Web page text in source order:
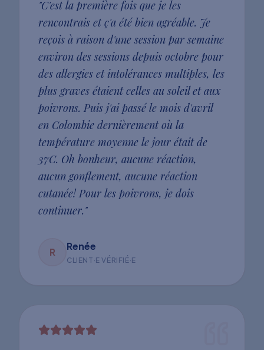
"C'est la première fois que je les
rencontrais et ç'a été bien agréable. Je
reçois à raison d'une session par semaine
environ des sessions depuis octobre pour
des allergies et intolérances multiples, les
plus graves étaient celles au soleil et aux
poivrons. Puis j'ai passé le mois d'avril
en Colombie dernièrement où la
température moyenne le jour était de
37C. Oh bonheur, aucune réaction,
aucun gonflement, aucune réaction
cutanée! Pour les poivrons, je dois
continuer."
R Renée
CLIENT·E VÉRIFIÉ·E